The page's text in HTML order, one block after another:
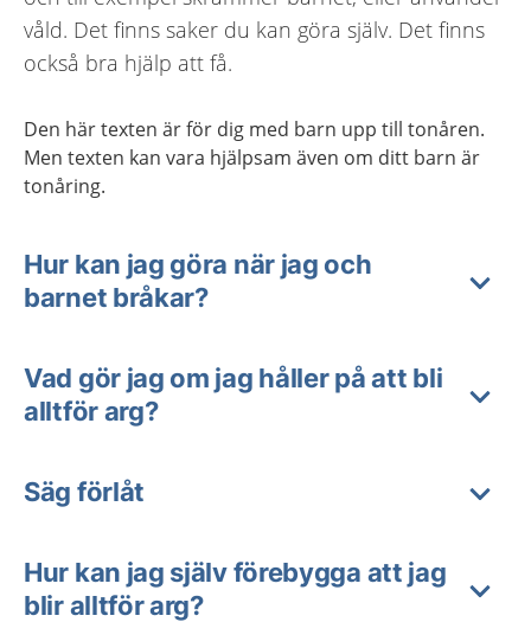
våld. Det finns saker du kan göra själv. Det finns
också bra hjälp att få.
Den här texten är för dig med barn upp till tonåren.
Men texten kan vara hjälpsam även om ditt barn är
tonåring.
Hur kan jag göra när jag och
barnet bråkar?
Vad gör jag om jag håller på att bli
alltför arg?
Säg förlåt
Hur kan jag själv förebygga att jag
blir alltför arg?